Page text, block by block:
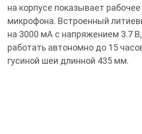
на корпусе показывает
микрофона. Встроенный
на 3000 мА с напряжением 3.7
работать автономно до 15
гусиной шеи длинной 435 мм.